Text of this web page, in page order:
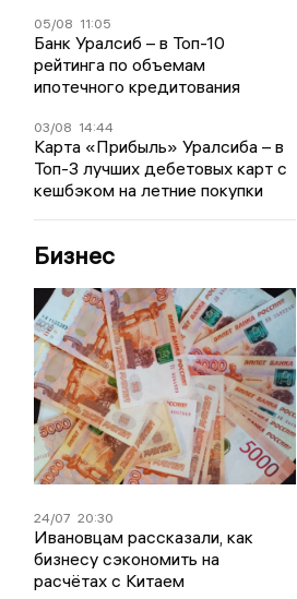
05/08 11:05
Банк Уралсиб – в Топ-10
рейтинга по объемам
ипотечного кредитования
03/08 14:44
Карта «Прибыль» Уралсиба – в
Топ-3 лучших дебетовых карт с
кешбэком на летние покупки
Бизнес
24/07 20:30
Ивановцам рассказали, как
бизнесу сэкономить на
расчётах с Китаем